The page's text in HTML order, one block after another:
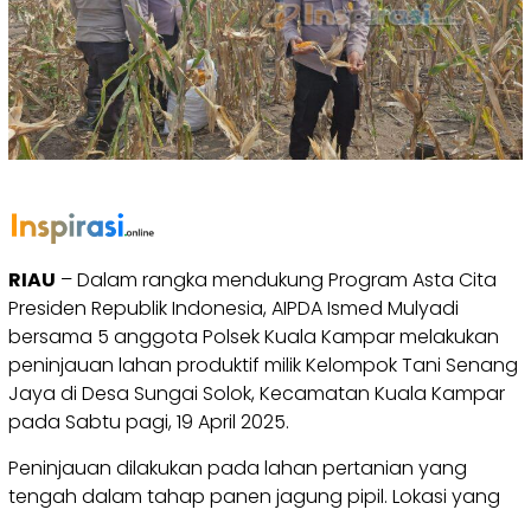
RIAU – Dalam rangka mendukung Program Asta Cita
Presiden Republik Indonesia, AIPDA Ismed Mulyadi
bersama 5 anggota Polsek Kuala Kampar melakukan
peninjauan lahan produktif milik Kelompok Tani Senang
Jaya di Desa Sungai Solok, Kecamatan Kuala Kampar
pada Sabtu pagi, 19 April 2025.
Peninjauan dilakukan pada lahan pertanian yang
tengah dalam tahap panen jagung pipil. Lokasi yang